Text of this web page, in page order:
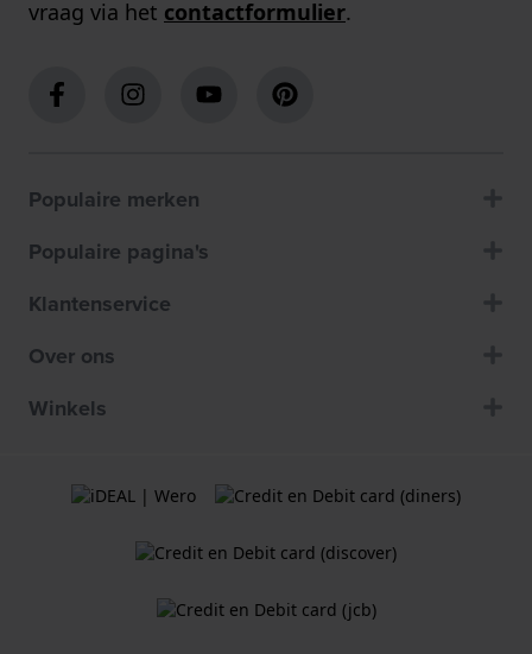
vraag via het contactformulier.
Populaire merken
Populaire pagina's
Klantenservice
Over ons
Winkels